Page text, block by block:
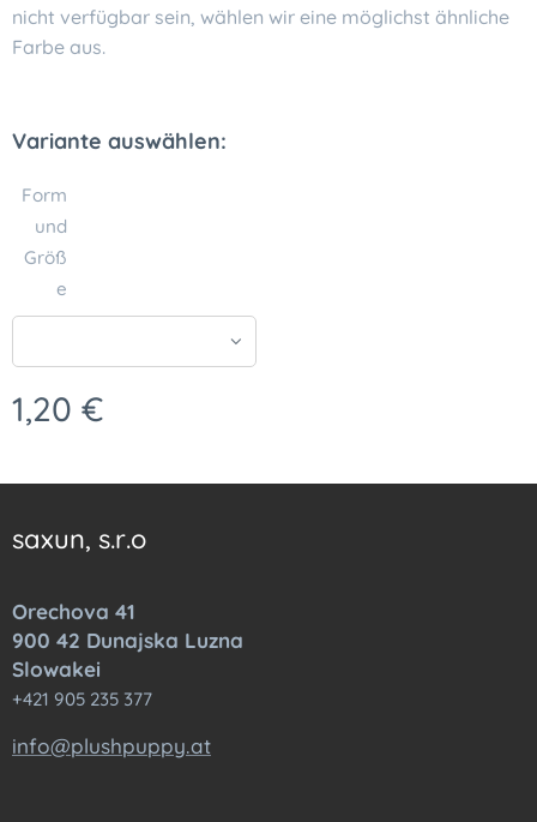
nicht verfügbar sein, wählen wir eine möglichst ähnliche
Farbe aus.
Variante auswählen:
Form
und
Größ
e
1,20 €
saxun, s.r.o
Orechova 41
900 42 Dunajska Luzna
Slowakei
+421 905 235 377
info@plushpuppy.at